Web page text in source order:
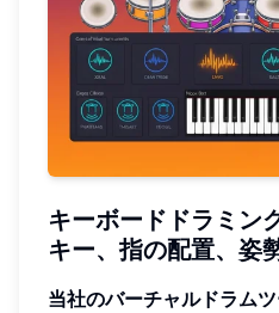
キーボードドラミン
キー、指の配置、姿
当社のバーチャルドラム